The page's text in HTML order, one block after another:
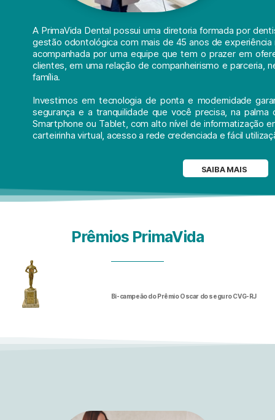
A PrimaVida Dental possui uma diretoria formada por
gestão odontológica com mais de 45 anos de experiência
acompanhada por uma equipe que tem o prazer em
clientes, em uma relação de companheirismo e parceria,
família.
Investimos em tecnologia de ponta e modernidade
segurança e a tranquilidade que você precisa, na
Smartphone ou Tablet, com alto nível de informatização
carteirinha virtual, acesso a rede credenciada e fácil
SAIBA MAIS
Prêmios PrimaVida
Bi-campeão do Prêmio Oscar do seguro CVG-RJ